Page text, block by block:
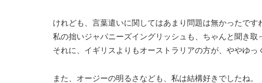
けれども、言葉遣いに関してはあまり問題は無かったです
私の拙いジャパニーズイングリッシュも、ちゃんと聞き取
それに、イギリスよりもオーストラリアの方が、ややゆっ
また、オージーの明るさなども、私は結構好きでしたね。